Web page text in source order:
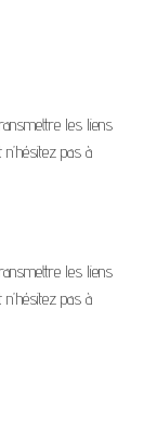
les liens
pas à
les liens
pas à